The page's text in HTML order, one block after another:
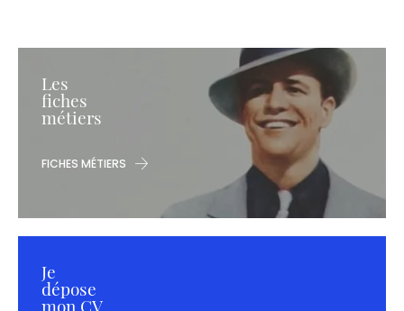
Les
fiches
métiers
FICHES MÉTIERS
Je
dépose
mon CV